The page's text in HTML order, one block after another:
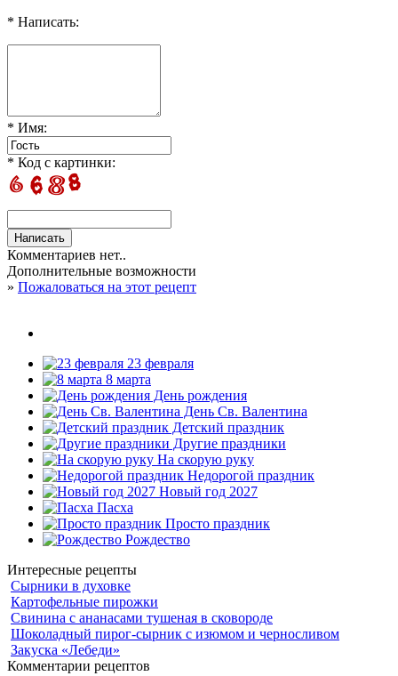
* Написать:
* Имя:
* Код с картинки:
Комментариев нет..
Дополнительные возможности
» Пожаловаться на этот рецепт
23 февраля
8 марта
День рождения
День Св. Валентина
Детский праздник
Другие праздники
На скорую руку
Недорогой праздник
Новый год 2027
Пасха
Просто праздник
Рождество
Интересные рецепты
Сырники в духовке
Картофельные пирожки
Свинина с ананасами тушеная в сковороде
Шоколадный пирог-сырник с изюмом и черносливом
Закуска «Лебеди»
Комментарии рецептов